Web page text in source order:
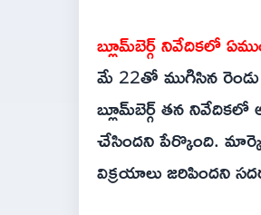
బ్లూమ్‌బెర్గ్ నివేదికలో
మే 22తో ముగిసిన
బ్లూమ్‌బెర్గ్ తన
చేసిందని పేర్కొంది.
విక్రయాలు జరిపిందని